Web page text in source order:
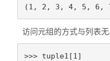
(1, 2, 3, 4, 5, 6,
访问元组的方式与列表无
>>> tuple1[1]